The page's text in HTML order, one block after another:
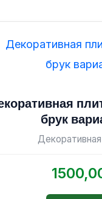
брук